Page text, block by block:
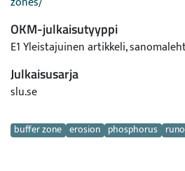
OKM-julkaisutyyppi
E1 Yleistajuinen artikkeli,
Julkaisusarja
slu.se
Avainsanat
buffer zone erosion phosphorus